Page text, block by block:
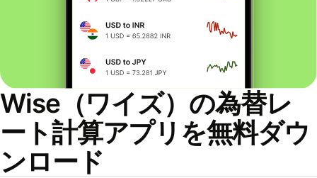
Wise（ワイズ）の為替レ
ート計算アプリを無料ダウ
ンロード